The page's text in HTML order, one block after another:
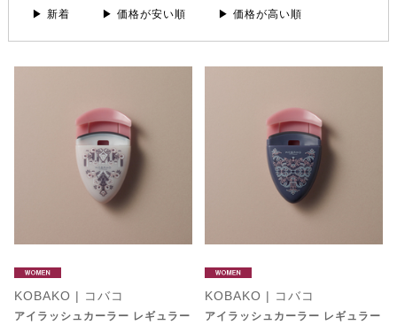
▶ 新着 ▶ 価格が安い順 ▶ 価格が高い順
KOBAKO | コバコ
アイラッシュカーラー レギュラー
KOBAKO | コバコ
アイラッシュカーラー レギュラー